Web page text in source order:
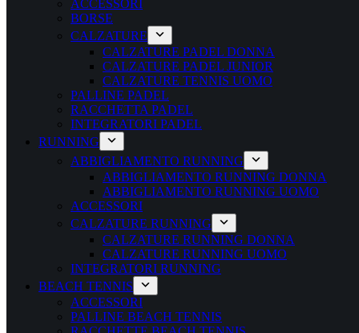
ACCESSORI
BORSE
CALZATURE
CALZATURE PADEL DONNA
CALZATURE PADEL JUNIOR
CALZATURE TENNIS UOMO
PALLINE PADEL
RACCHETTA PADEL
INTEGRATORI PADEL
RUNNING
ABBIGLIAMENTO RUNNING
ABBIGLIAMENTO RUNNING DONNA
ABBIGLIAMENTO RUNNING UOMO
ACCESSORI
CALZATURE RUNNING
CALZATURE RUNNING DONNA
CALZATURE RUNNING UOMO
INTEGRATORI RUNNING
BEACH TENNIS
ACCESSORI
PALLINE BEACH TENNIS